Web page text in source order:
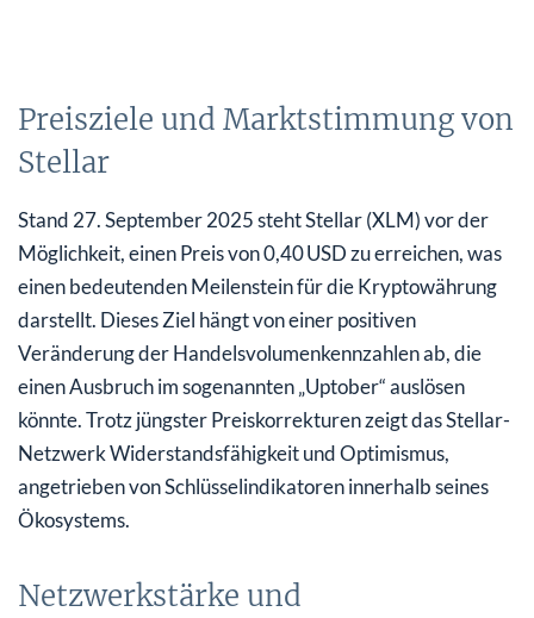
Preisziele und Marktstimmung von
Stellar
Stand 27. September 2025 steht Stellar (XLM) vor der
Möglichkeit, einen Preis von 0,40 USD zu erreichen, was
einen bedeutenden Meilenstein für die Kryptowährung
darstellt. Dieses Ziel hängt von einer positiven
Veränderung der Handelsvolumenkennzahlen ab, die
einen Ausbruch im sogenannten „Uptober“ auslösen
könnte. Trotz jüngster Preiskorrekturen zeigt das Stellar-
Netzwerk Widerstandsfähigkeit und Optimismus,
angetrieben von Schlüsselindikatoren innerhalb seines
Ökosystems.
Netzwerkstärke und